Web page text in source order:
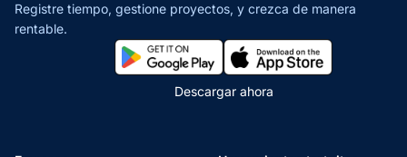
Registre tiempo, gestione proyectos, y crezca de manera
rentable.
Descargar ahora